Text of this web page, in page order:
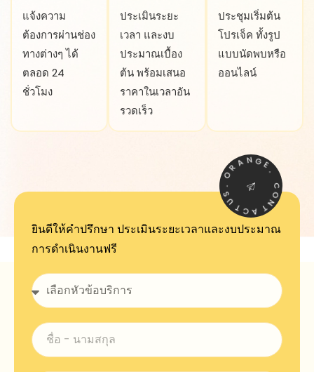
แจ้งความ
ต้องการผ่านช่อง
ทางต่างๆ ได้
ตลอด 24
ชั่วโมง
ประเมินระยะ
เวลา และงบ
ประมาณเบื้อง
ต้น พร้อมเสนอ
ราคาในเวลาอัน
รวดเร็ว
ประชุมเริ่มต้น
โปรเจ็ค ทั้งรูป
แบบนัดพบหรือ
ออนไลน์
ยินดีให้คำปรึกษา ประเมินระยะเวลาและงบประมาณ
การดำเนินงานฟรี
C
O
N
T
A
C
T
U
S
.
ORANGE
.